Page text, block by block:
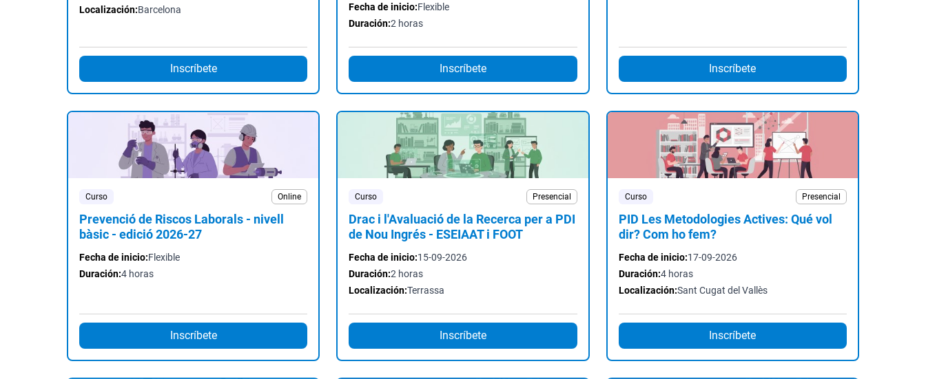
Localización:Barcelona
Inscríbete
Fecha de inicio:Flexible
Duración:2 horas
Inscríbete Inscríbete
Curso Online
Prevenció de Riscos Laborals - nivell
bàsic - edició 2026-27
Fecha de inicio:Flexible
Duración:4 horas
Inscríbete
Curso Presencial
Drac i l'Avaluació de la Recerca per a PDI
de Nou Ingrés - ESEIAAT i FOOT
Fecha de inicio:15-09-2026
Duración:2 horas
Localización:Terrassa
Inscríbete
Curso Presencial
PID Les Metodologies Actives: Qué vol
dir? Com ho fem?
Fecha de inicio:17-09-2026
Duración:4 horas
Localización:Sant Cugat del Vallès
Inscríbete